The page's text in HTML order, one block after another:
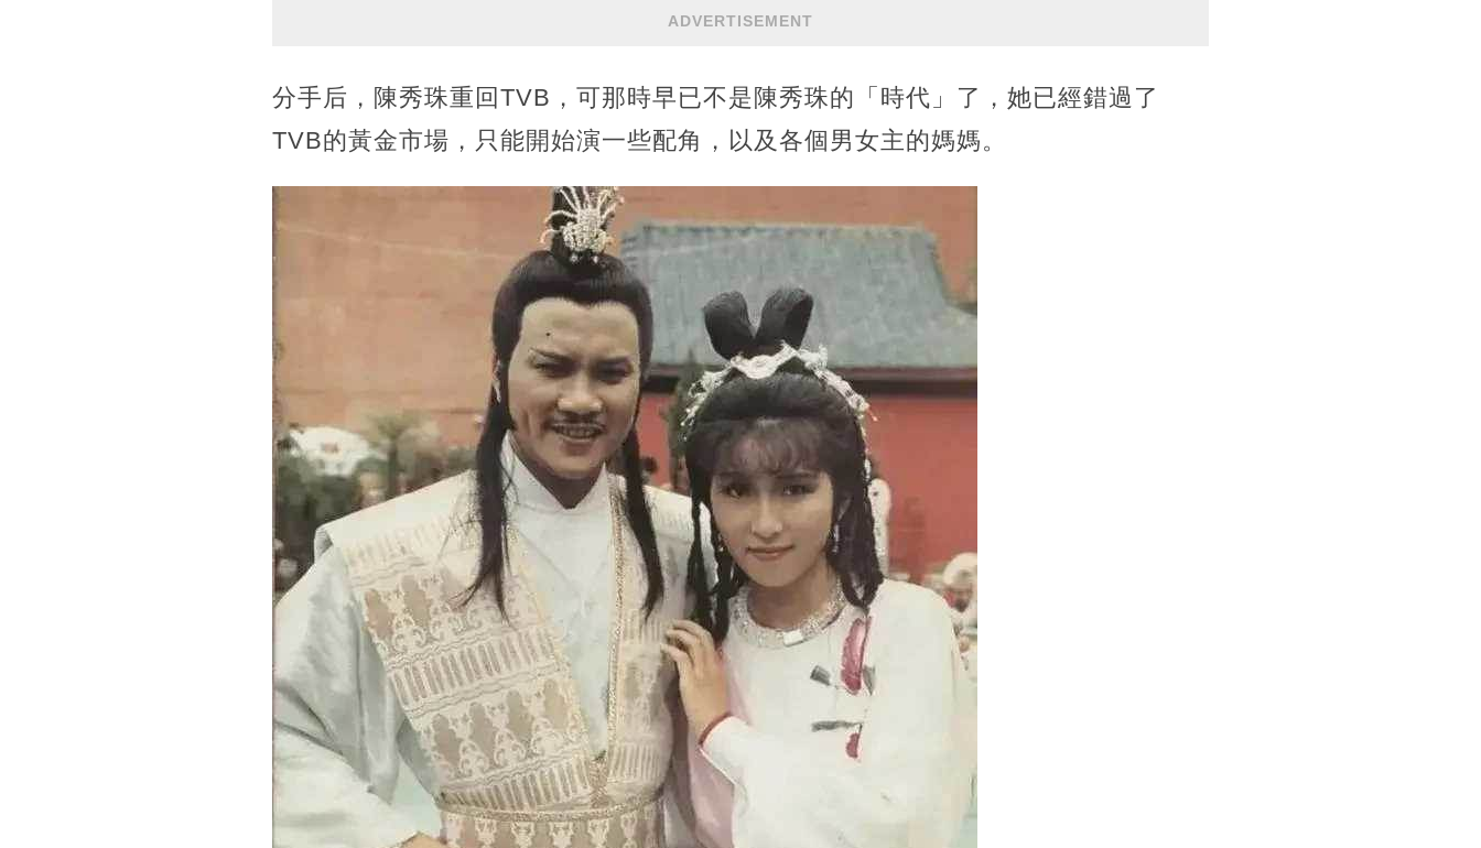
ADVERTISEMENT
分手后，陳秀珠重回TVB，可那時早已不是陳秀珠的「時代」了，她已經錯過了
TVB的黃金市場，只能開始演一些配角，以及各個男女主的媽媽。